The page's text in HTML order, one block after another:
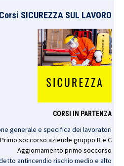
Corsi SICUREZZA SUL LAVORO
CORSI IN PARTENZA
generale e specifica dei lavoratori
Primo soccorso aziende gruppo B e C
Aggiornamento primo soccorso
antincendio rischio medio e alto